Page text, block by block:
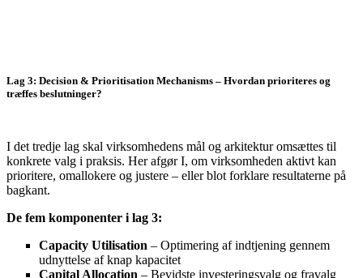
Lag 3: Decision & Prioritisation Mechanisms – Hvordan prioriteres og
træffes beslutninger?
I det tredje lag skal virksomhedens mål og arkitektur omsættes til
konkrete valg i praksis. Her afgør I, om virksomheden aktivt kan
prioritere, omallokere og justere – eller blot forklare resultaterne på
bagkant.
De fem komponenter i lag 3:
Capacity Utilisation – Optimering af indtjening gennem
udnyttelse af knap kapacitet
Capital Allocation – Bevidste investeringsvalg og fravalg